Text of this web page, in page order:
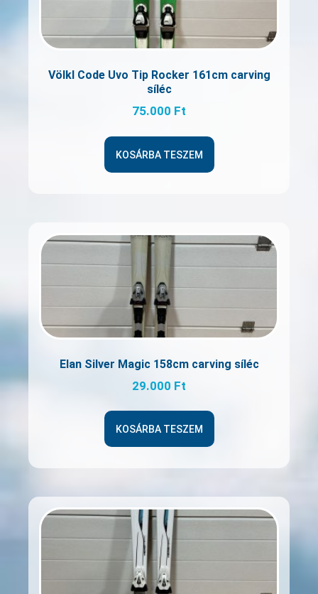
Völkl Code Uvo Tip Rocker 161cm carving
síléc
75.000 Ft
KOSÁRBA TESZEM
Elan Silver Magic 158cm carving síléc
29.000 Ft
KOSÁRBA TESZEM